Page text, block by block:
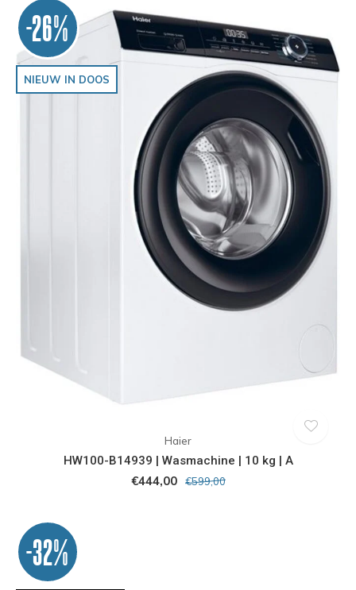
-26%
NIEUW IN DOOS
Haier
HW100-B14939 | Wasmachine | 10 kg | A
€444,00 €599,00
-32%